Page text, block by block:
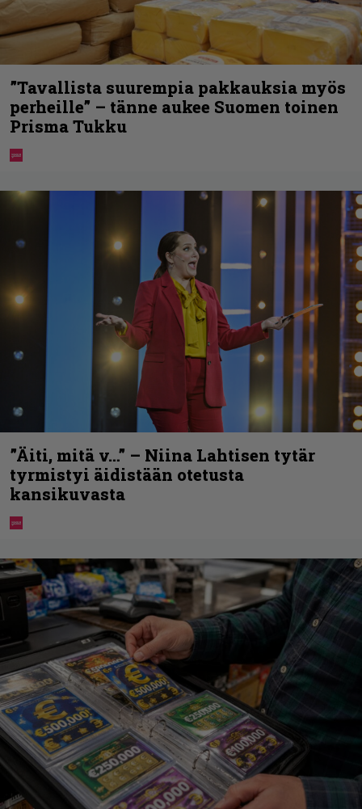
”Tavallista suurempia pakkauksia myös
perheille” – tänne aukee Suomen toinen
Prisma Tukku
”Äiti, mitä v…” – Niina Lahtisen tytär
tyrmistyi äidistään otetusta
kansikuvasta